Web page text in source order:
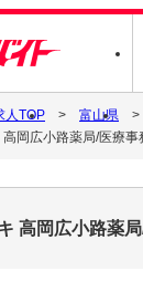
人TOP 富山県
岡広小路薬局/医療
高岡広小路薬